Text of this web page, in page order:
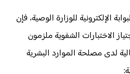
الإلكترونية للوزارة الوصية، فإن
الاختبارات الشفوية ملزمون
لدى مصلحة الموارد البشرية